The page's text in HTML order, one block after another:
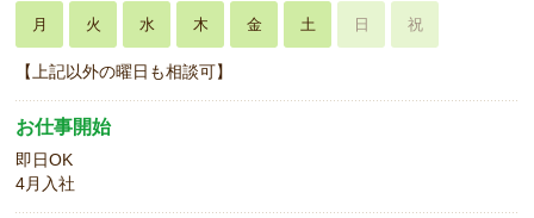
月 火 水 木 金 土 日 祝
【上記以外の曜日も相談可】
お仕事開始
即日OK
4月入社